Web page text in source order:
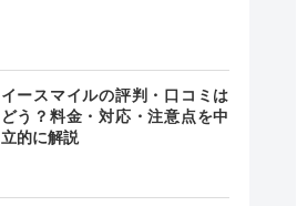
イースマイルの評判・口コミは
どう？料金・対応・注意点を中
立的に解説